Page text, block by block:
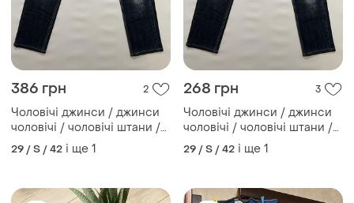
386 грн 2
Чоловічі джинси / джинси
чоловічі / чоловічі штани /
чоловічі брюки / джинси /
брюки /
29 / S / 42 і ще 1
268 грн 3
Чоловічі джинси / джинси
чоловічі / чоловічі штани /
чоловічі брюки / джинси /
брюки
29 / S / 42 і ще 1